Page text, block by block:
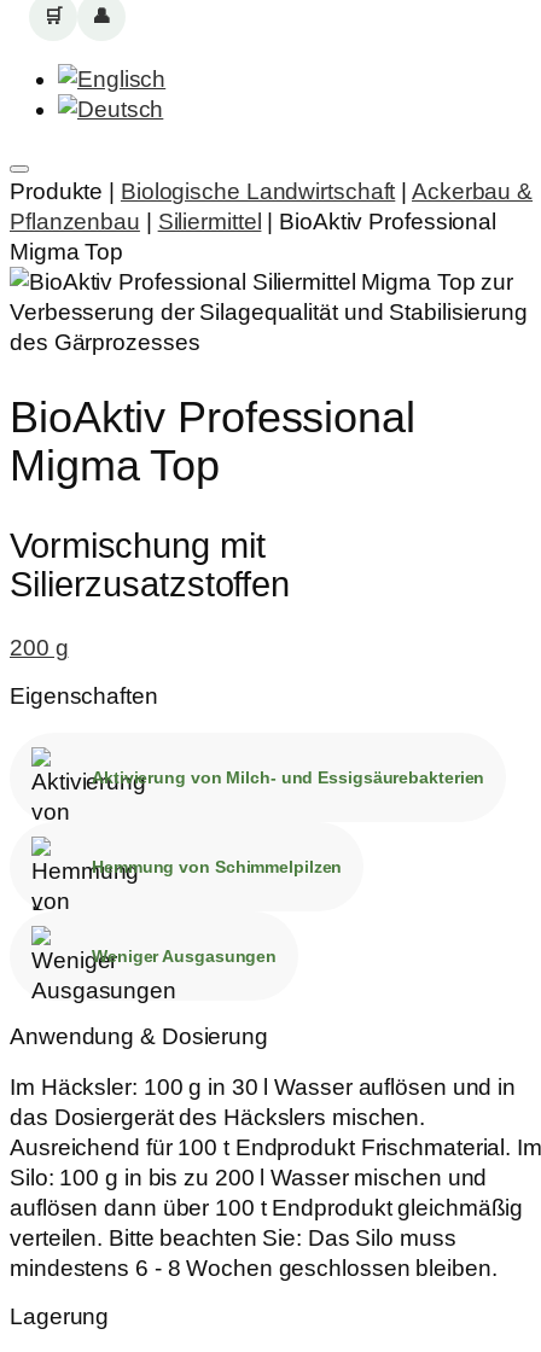
🛒 👤
Produkte | Biologische Landwirtschaft |Ackerbau &
Pflanzenbau
Siliermittel
BioAktiv Professional
Migma Top
BioAktiv Professional
Migma Top
Vormischung mit
Silierzusatzstoffen
200 g
Eigenschaften
Aktivierung von Milch- und Essigsäurebakterien
Hemmung von Schimmelpilzen
Weniger Ausgasungen
Anwendung & Dosierung
Im Häcksler: 100 g in 30 l Wasser auflösen und in
das Dosiergerät des Häckslers mischen.
Ausreichend für 100 t Endprodukt Frischmaterial. Im
Silo: 100 g in bis zu 200 l Wasser mischen und
auflösen dann über 100 t Endprodukt gleichmäßig
verteilen. Bitte beachten Sie: Das Silo muss
mindestens 6 - 8 Wochen geschlossen bleiben.
Lagerung